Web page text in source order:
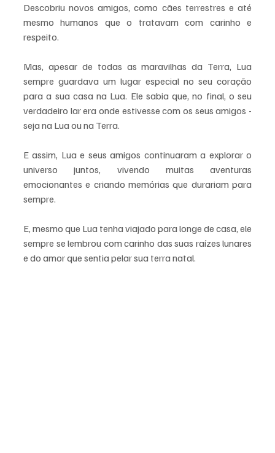
Descobriu novos amigos, como cães terrestres e até
mesmo humanos que o tratavam com carinho e
respeito.
Mas, apesar de todas as maravilhas da Terra, Lua
sempre guardava um lugar especial no seu coração
para a sua casa na Lua. Ele sabia que, no final, o seu
verdadeiro lar era onde estivesse com os seus amigos -
seja na Lua ou na Terra.
E assim, Lua e seus amigos continuaram a explorar o
universo juntos, vivendo muitas aventuras
emocionantes e criando memórias que durariam para
sempre.
E, mesmo que Lua tenha viajado para longe de casa, ele
sempre se lembrou com carinho das suas raízes lunares
e do amor que sentia pelar sua terra natal.